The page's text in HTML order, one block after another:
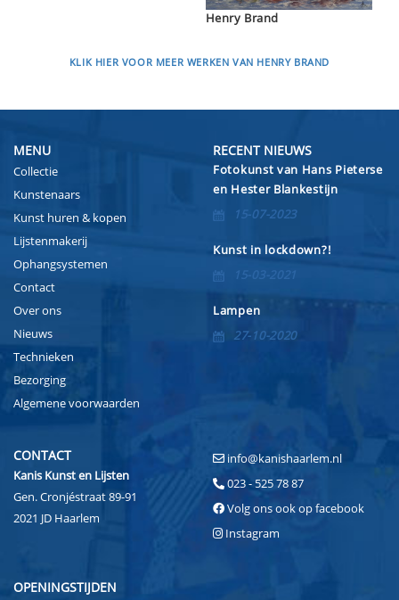
Henry Brand
KLIK HIER VOOR MEER WERKEN VAN HENRY BRAND
MENU
Collectie
Kunstenaars
Kunst huren & kopen
Lijstenmakerij
Ophangsystemen
Contact
Over ons
Nieuws
Technieken
Bezorging
Algemene voorwaarden
RECENT NIEUWS
Fotokunst van Hans Pieterse
en Hester Blankestijn
15-07-2023
Kunst in lockdown?!
15-03-2021
Lampen
27-10-2020
CONTACT
Kanis Kunst en Lijsten
Gen. Cronjéstraat 89-91
2021 JD Haarlem
info@kanishaarlem.nl
023 - 525 78 87
Volg ons ook op facebook
Instagram
OPENINGSTIJDEN